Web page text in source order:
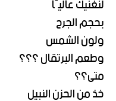
بحجم الجرح
ولون الشمس
وطعم البرتقال ؟؟؟
متى؟؟
خذ من الحزن النبيل